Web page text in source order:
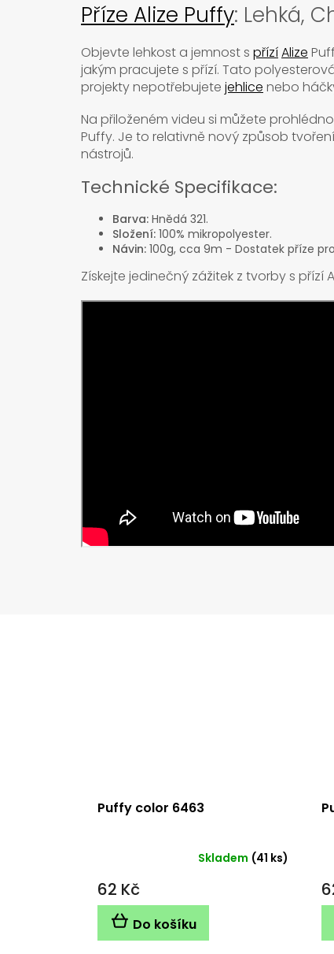
Příze Alize Puffy: Lehká,
Objevte lehkost a jemnost s přízíAlize
jakým pracujete s přízí. Tato
projekty nepotřebujete jehlice nebo
Na přiloženém videu si můžete
Puffy. Je to relativně nový způsob
nástrojů.
Technické Specifikace:
Barva: Hnědá 321.
Složení: 100% mikropolyester.
Návin: 100g, cca 9m - Dostatek příze
Získejte jedinečný zážitek z tvorby s přízí
Puffy color 6463
Skladem (41 ks)
62 Kč
Do košíku